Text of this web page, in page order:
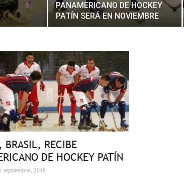
PANAMERICANO DE HOCKEY
PATÍN SERÁ EN NOVIEMBRE
BRASIL, RECIBE
DE HOCKEY PATÍN
septiembre, 2018